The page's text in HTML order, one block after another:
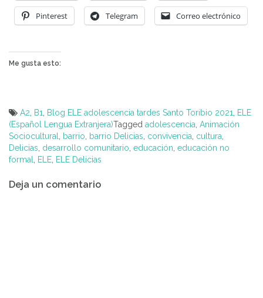
Pinterest Telegram Correo electrónico
Me gusta esto:
A2 B1 Blog ELE adolescencia tardes Santo Toribio 2021
ELE
(Español Lengua Extranjera)Tagged adolescencia Animación
Sociocultural
barrio barrio Delicias convivencia cultura
Delicias desarrollo comunitario educación educación no
formal
ELE ELE Delicias
de
Deja un comentario